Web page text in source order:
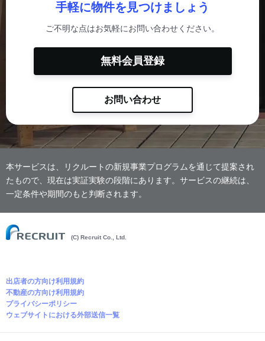
手軽に物件を見つけましょう
ご不明な点はお気軽にお問い合わせください。
無料会員登録
お問い合わせ
本サービスは、リクルートの新規事業プログラムを通じて提案され
たもので、現在は実証実験の段階にあります。サービスの継続は、
一定条件や期間のもと判断されます。
(C) Recruit Co., Ltd.
出店者の方向け利用規約
不動産の方向け利用規約
プライバシーポリシー
ウェブサイトにおける外部送信一覧